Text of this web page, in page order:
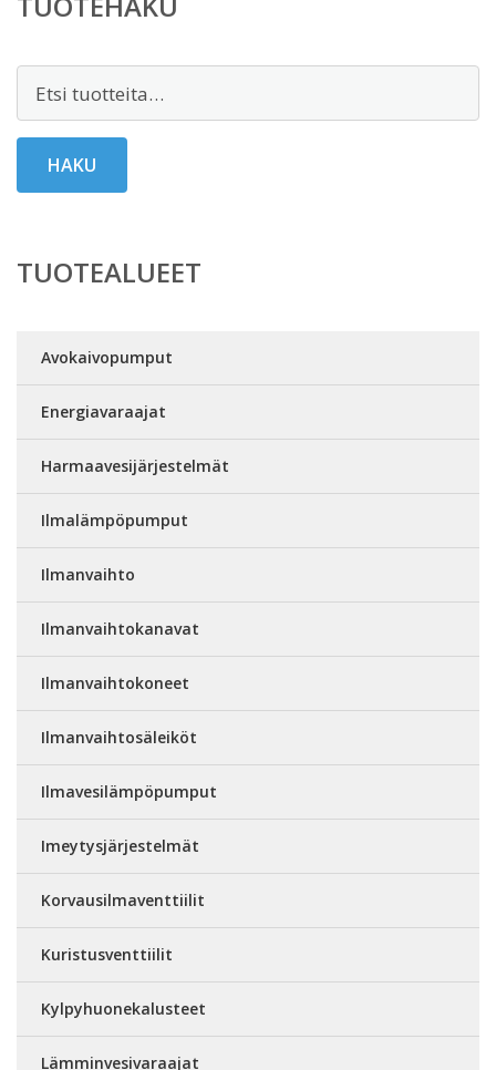
HAKU
TUOTEALUEET
Avokaivopumput
Energiavaraajat
Harmaavesijärjestelmät
Ilmalämpöpumput
Ilmanvaihto
Ilmanvaihtokanavat
Ilmanvaihtokoneet
Ilmanvaihtosäleiköt
Ilmavesilämpöpumput
Imeytysjärjestelmät
Korvausilmaventtiilit
Kuristusventtiilit
Kylpyhuonekalusteet
Lämminvesivaraajat